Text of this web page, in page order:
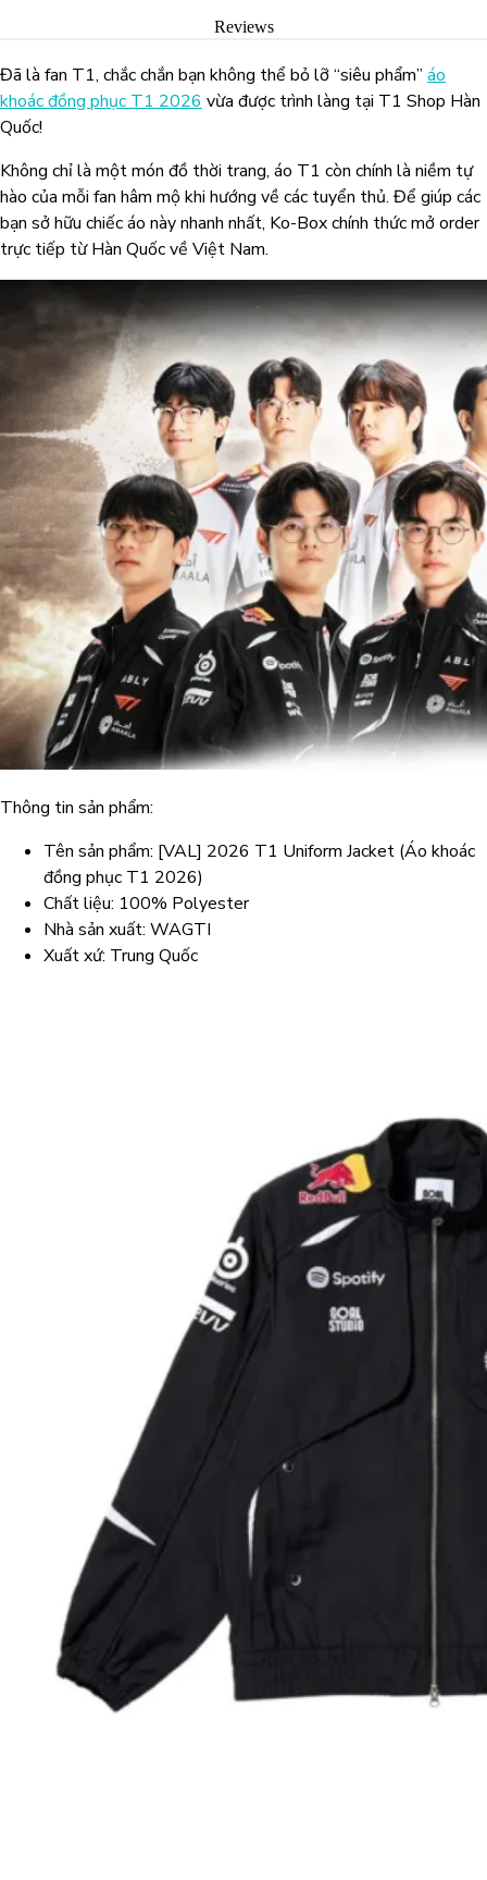
Reviews
Đã là fan T1, chắc chắn bạn không thể bỏ lỡ “siêu phẩm” áo
khoác đồng phục T1 2026 vừa được trình làng tại T1 Shop Hàn
Quốc!
Không chỉ là một món đồ thời trang, áo T1 còn chính là niềm tự
hào của mỗi fan hâm mộ khi hướng về các tuyển thủ. Để giúp các
bạn sở hữu chiếc áo này nhanh nhất, Ko-Box chính thức mở order
trực tiếp từ Hàn Quốc về Việt Nam.
Thông tin sản phẩm:
Tên sản phẩm: [VAL] 2026 T1 Uniform Jacket (Áo khoác
đồng phục T1 2026)
Chất liệu: 100% Polyester
Nhà sản xuất: WAGTI
Xuất xứ: Trung Quốc